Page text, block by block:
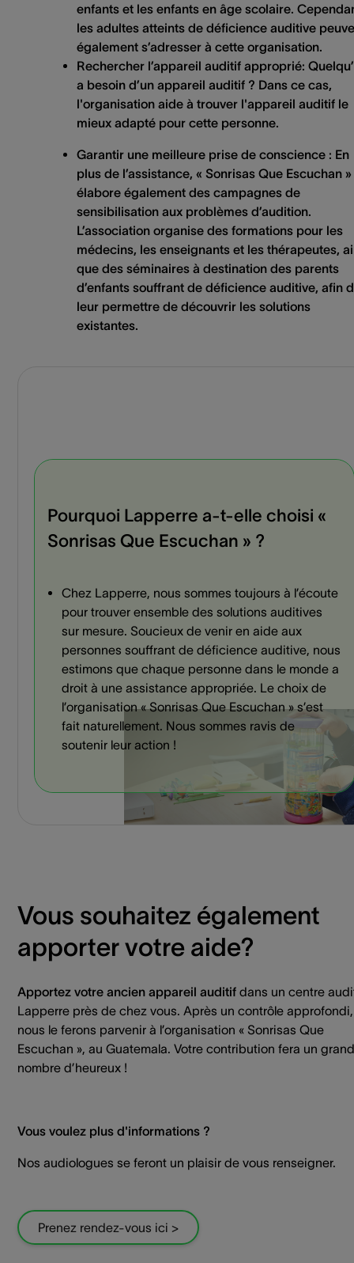
enfants et les enfants en âge scolaire.
les adultes atteints de déficience auditive
également s’adresser à cette organisation.
Rechercher l’appareil auditif approprié:
a besoin d’un appareil auditif ? Dans ce cas,
l'organisation aide à trouver l'appareil auditif le
mieux adapté pour cette personne.
Garantir une meilleure prise de conscience : En
plus de l’assistance, « Sonrisas Que Escuchan »
élabore également des campagnes de
sensibilisation aux problèmes d’audition.
L’association organise des formations pour les
médecins, les enseignants et les thérapeutes,
que des séminaires à destination des parents
d’enfants souffrant de déficience auditive, afin
leur permettre de découvrir les solutions
existantes.
Pourquoi Lapperre a-t-elle choisi «
Sonrisas Que Escuchan » ?
Chez Lapperre, nous sommes toujours à l’écoute
pour trouver ensemble des solutions auditives
sur mesure. Soucieux de venir en aide aux
personnes souffrant de déficience auditive, nous
estimons que chaque personne dans le monde a
droit à une assistance appropriée. Le choix de
l’organisation « Sonrisas Que Escuchan » s’est
fait naturellement. Nous sommes ravis de
soutenir leur action !
Vous souhaitez également
apporter votre aide?
Apportez votre ancien appareil auditif dans un centre
Lapperre près de chez vous. Après un contrôle approfondi,
nous le ferons parvenir à l’organisation « Sonrisas Que
Escuchan », au Guatemala. Votre contribution fera un grand
nombre d’heureux !
Vous voulez plus d'informations ?
Nos audiologues se feront un plaisir de vous renseigner.
Prenez rendez-vous ici >